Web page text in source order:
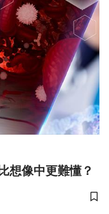
為什麼比想像中更難懂？
儲